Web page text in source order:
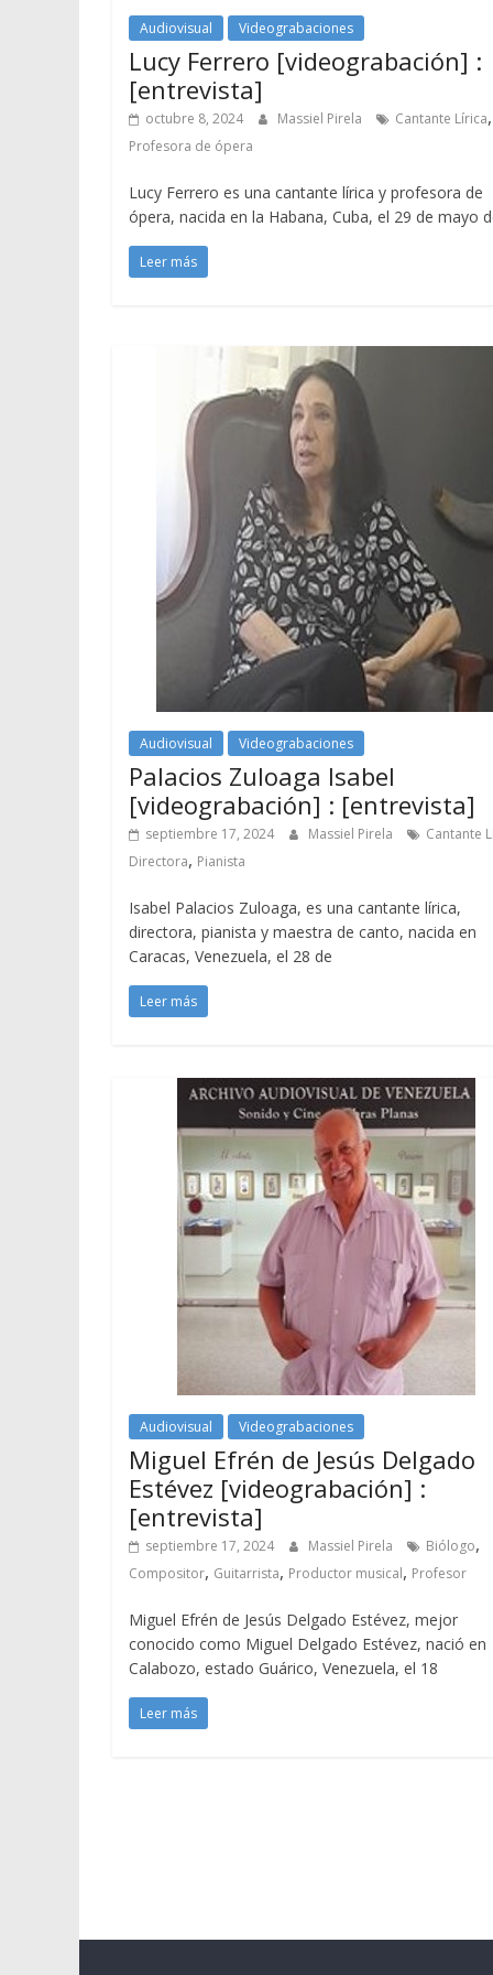
Audiovisual Videograbaciones
Lucy Ferrero [videograbación] :
[entrevista]
octubre 8, 2024 Massiel Pirela Cantante Lírica,
Profesora de ópera
Lucy Ferrero es una cantante lírica y profesora de
ópera, nacida en la Habana, Cuba, el 29 de mayo
Leer más
Audiovisual Videograbaciones
Palacios Zuloaga Isabel
[videograbación] : [entrevista]
septiembre 17, 2024 Massiel Pirela
Cantante
Directora, Pianista
Isabel Palacios Zuloaga, es una cantante lírica,
directora, pianista y maestra de canto, nacida en
Caracas, Venezuela, el 28 de
Leer más
Audiovisual Videograbaciones
Miguel Efrén de Jesús Delgado
Estévez [videograbación] :
[entrevista]
septiembre 17, 2024 Massiel Pirela Biólogo,
Compositor, Guitarrista, Productor musical, Profesor
Miguel Efrén de Jesús Delgado Estévez, mejor
conocido como Miguel Delgado Estévez, nació en
Calabozo, estado Guárico, Venezuela, el 18
Leer más